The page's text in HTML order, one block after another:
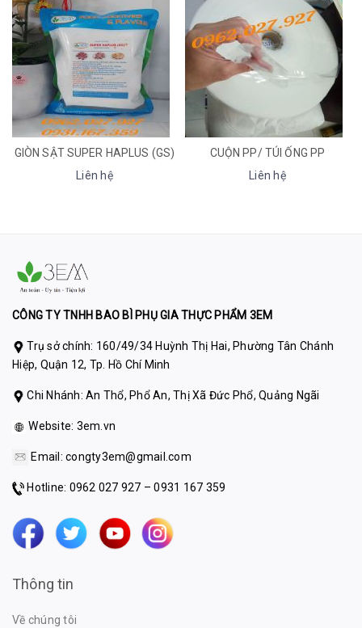
GIÒN SẬT SUPER HAPLUS (GS)
Liên hệ
CUỘN PP/ TÚI ỐNG PP
Liên hệ
CÔNG TY TNHH BAO BÌ PHỤ GIA THỰC PHẨM 3EM
Trụ sở chính: 160/49/34 Huỳnh Thị Hai, Phường Tân Chánh
Hiệp, Quận 12, Tp. Hồ Chí Minh
Chi Nhánh: An Thổ, Phổ An, Thị Xã Đức Phổ, Quảng Ngãi
Website: 3em.vn
Email: congty3em@gmail.com
Hotline: 0962 027 927 – 0931 167 359
Thông tin
Về chúng tôi